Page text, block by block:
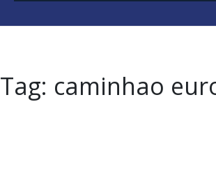
Tag: caminhao